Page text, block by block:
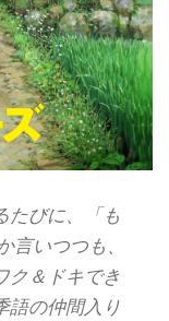
たびに、「も
言いつつも、
ク＆ドキでき
語の仲間入り